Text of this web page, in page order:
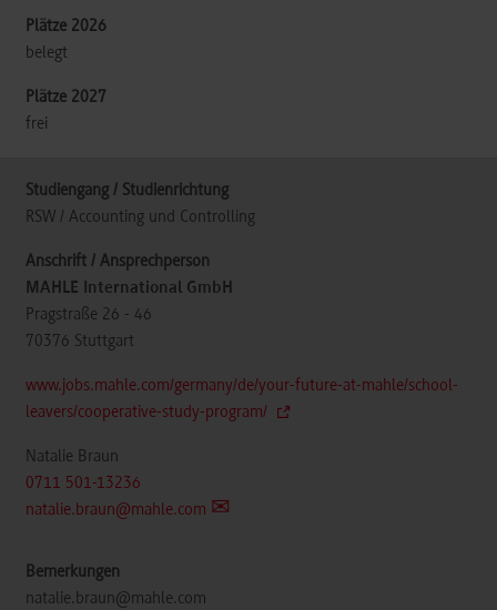
belegt
frei
RSW / Accounting und Controlling
MAHLE International GmbH
Pragstraße 26 - 46
70376 Stuttgart
www.jobs.mahle.com/germany/de/your-future-at-mahle/school-
leavers/cooperative-study-program/
Natalie Braun
0711 501-13236
natalie.braun@mahle.com
natalie.braun@mahle.com